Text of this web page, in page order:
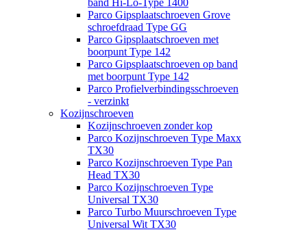
Parco Gipsplaatschroeven Grove
schroefdraad Type GG
Parco Gipsplaatschroeven met
boorpunt Type 142
Parco Gipsplaatschroeven op band
met boorpunt Type 142
Parco Profielverbindingsschroeven
- verzinkt
Kozijnschroeven
Kozijnschroeven zonder kop
Parco Kozijnschroeven Type Maxx
TX30
Parco Kozijnschroeven Type Pan
Head TX30
Parco Kozijnschroeven Type
Universal TX30
Parco Turbo Muurschroeven Type
Universal Wit TX30